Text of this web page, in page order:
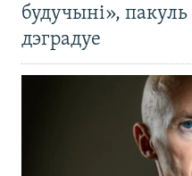
будучыні», пакуль
дэградуе